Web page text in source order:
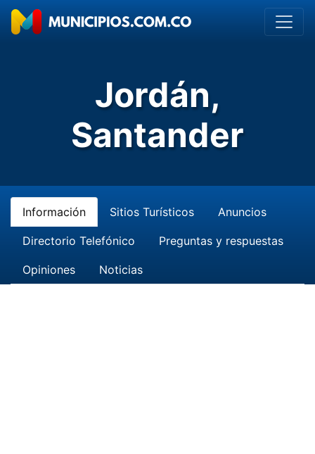
Jordán,
Santander
Información Sitios Turísticos Anuncios
Directorio Telefónico Preguntas y respuestas
Opiniones Noticias